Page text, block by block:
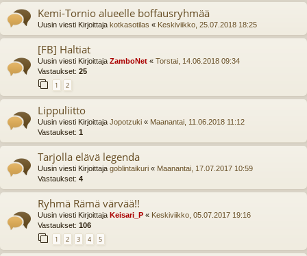
Kemi-Tornio alueelle boffausryhmää
Uusin viesti Kirjoittaja kotkasotilas « Keskiviikko, 25.07.2018 18:25
[FB] Haltiat
Uusin viesti Kirjoittaja ZamboNet « Torstai, 14.06.2018 09:34
Vastaukset: 25
1 2
Lippuliitto
Uusin viesti Kirjoittaja Jopotzuki « Maanantai, 11.06.2018 11:12
Vastaukset: 1
Tarjolla elävä legenda
Uusin viesti Kirjoittaja goblintaikuri « Maanantai, 17.07.2017 10:59
Vastaukset: 4
Ryhmä Rämä värvää!!
Uusin viesti Kirjoittaja Keisari_P « Keskiviikko, 05.07.2017 19:16
Vastaukset: 106
1 2 3 4 5